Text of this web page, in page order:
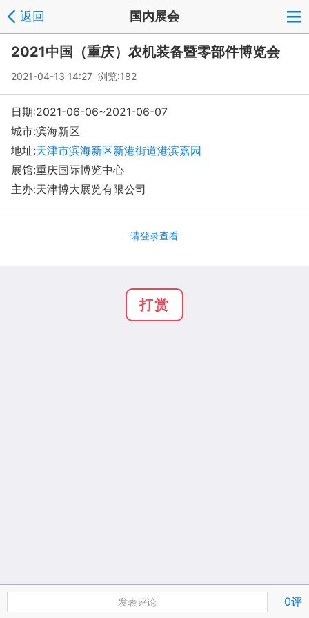
返回 国内展会
2021中国（重庆）农机装备暨零部件博览会
2021-04-13 14:27 浏览:182
日期:2021-06-06~2021-06-07
城市:滨海新区
地址:天津市滨海新区新港街道港滨嘉园
展馆:重庆国际博览中心
主办:天津博大展览有限公司
请登录查看
打赏
发表评论 0评